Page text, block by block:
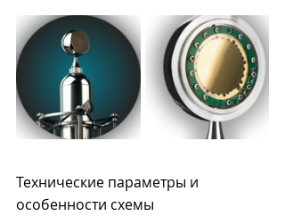
Технические параметры и
особенности схемы